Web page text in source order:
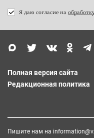
Я даю согласие на
Полная версия сайта
Редакционная политика
Пишите нам на